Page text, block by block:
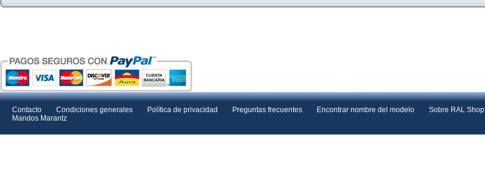
Contacto Condiciones generales Política de privacidad Preguntas frecuentes Encontrar nombre del modelo Sobre RAL Shop
Mandos Marantz